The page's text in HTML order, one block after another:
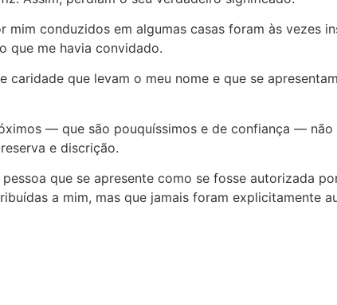
mim conduzidos em algumas casas foram às vezes
que me havia convidado.
caridade que levam o meu nome e que se
— que são pouquíssimos e de confiança —
e discrição.
que se apresente como se fosse autorizada
a mim, mas que jamais foram explicitamente